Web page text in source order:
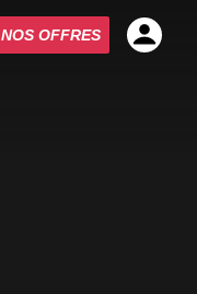
NOS OFFRES